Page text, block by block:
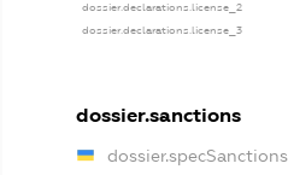
dossier.declarations.license_2
dossier.declarations.license_3
dossier.sanctions
dossier.specSanctions